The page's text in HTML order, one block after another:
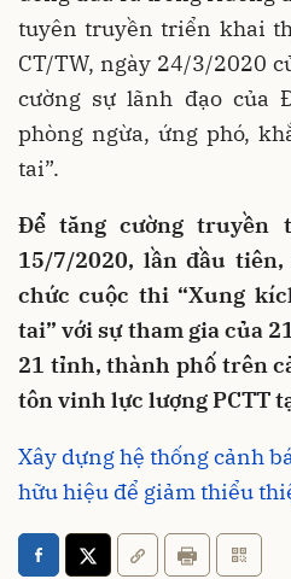
tuyên truyền triển khai
CT/TW, ngày 24/3/2020
cường sự lãnh đạo của
phòng ngừa, ứng phó,
tai”.
Để tăng cường truyền
15/7/2020, lần đầu tiên,
chức cuộc thi “Xung
tai” với sự tham gia của
21 tỉnh, thành phố trên
tôn vinh lực lượng PCTT
Xây dựng hệ thống cảnh
hữu hiệu để giảm thiểu